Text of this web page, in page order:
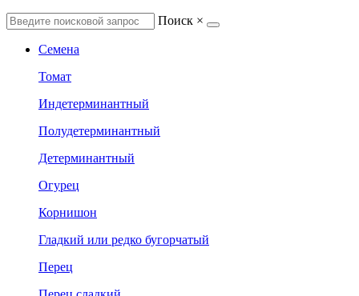
Поиск ×
Семена
Томат
Индетерминантный
Полудетерминантный
Детерминантный
Огурец
Корнишон
Гладкий или редко бугорчатый
Перец